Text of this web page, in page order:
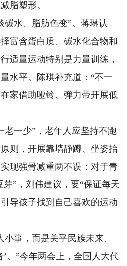
脂塑形。
水、脂肪色变”。蒋琳认
富含蛋白质、碳水化合物和
适量运动特别是力量训练，
水平。陈琪补充道：“不一
家借助哑铃、弹力带开展低
一少”，老年人应坚持不跑
则，开展靠墙静蹲、坐姿抬
现强骨减重两不误；对于青
芽”，刘伟建议，要“保证每天
导孩子找到自己喜欢的运动
事，而是关乎民族未来、
’。”今年两会上，全国人大代